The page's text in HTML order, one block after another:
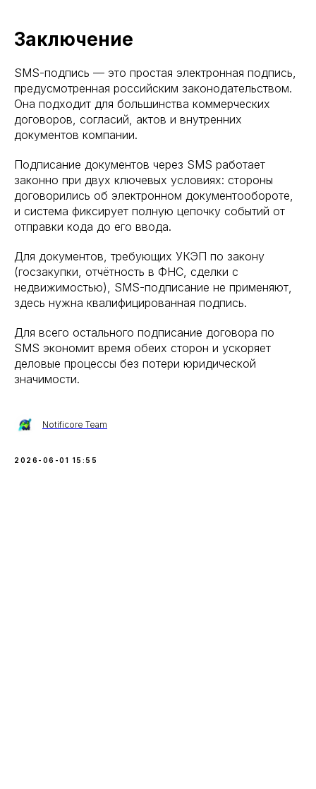
Заключение
SMS-подпись — это простая электронная подпись,
предусмотренная российским законодательством.
Она подходит для большинства коммерческих
договоров, согласий, актов и внутренних
документов компании.
Подписание документов через SMS работает
законно при двух ключевых условиях: стороны
договорились об электронном документообороте,
и система фиксирует полную цепочку событий от
отправки кода до его ввода.
Для документов, требующих УКЭП по закону
(госзакупки, отчётность в ФНС, сделки с
недвижимостью), SMS-подписание не применяют,
здесь нужна квалифицированная подпись.
Для всего остального подписание договора по
SMS экономит время обеих сторон и ускоряет
деловые процессы без потери юридической
значимости.
Notificore Team
2026-06-01 15:55